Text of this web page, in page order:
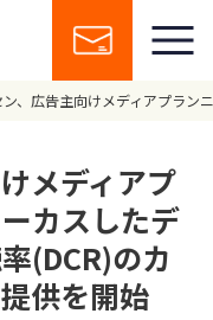
ン、広告主向けメディアプラン
メディアプ
カスしたデ
(DCR)のカ
供を開始